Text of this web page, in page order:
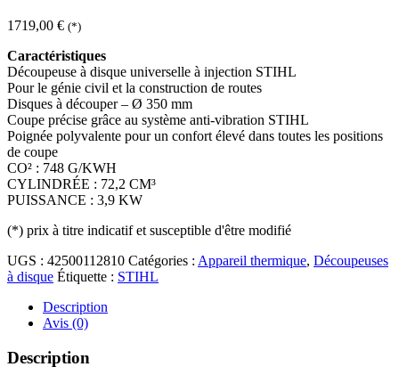
1719,00 € (*)
Caractéristiques
Découpeuse à disque universelle à injection STIHL
Pour le génie civil et la construction de routes
Disques à découper – Ø 350 mm
Coupe précise grâce au système anti-vibration STIHL
Poignée polyvalente pour un confort élevé dans toutes les positions
de coupe
CO² : 748 G/KWH
CYLINDRÉE : 72,2 CM³
PUISSANCE : 3,9 KW
(*) prix à titre indicatif et susceptible d'être modifié
UGS : 42500112810 Catégories : Appareil thermique, Découpeuses
à disque Étiquette : STIHL
Description
Avis (0)
Description